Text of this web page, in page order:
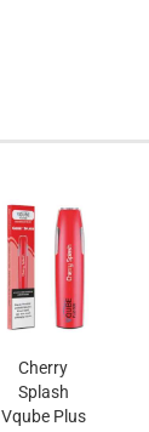
Cherry
Splash
Vqube Plus